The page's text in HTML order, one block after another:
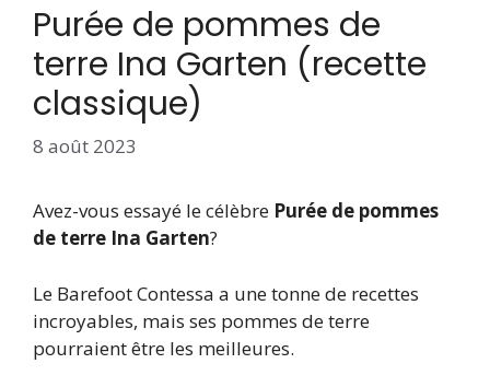
Purée de pommes de
terre Ina Garten (recette
classique)
8 août 2023
Avez-vous essayé le célèbre Purée de pommes
de terre Ina Garten?
Le Barefoot Contessa a une tonne de recettes
incroyables, mais ses pommes de terre
pourraient être les meilleures.